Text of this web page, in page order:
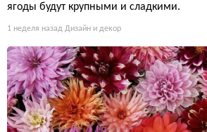
ягоды будут крупными и сладкими.
1 неделя назад Дизайн и декор